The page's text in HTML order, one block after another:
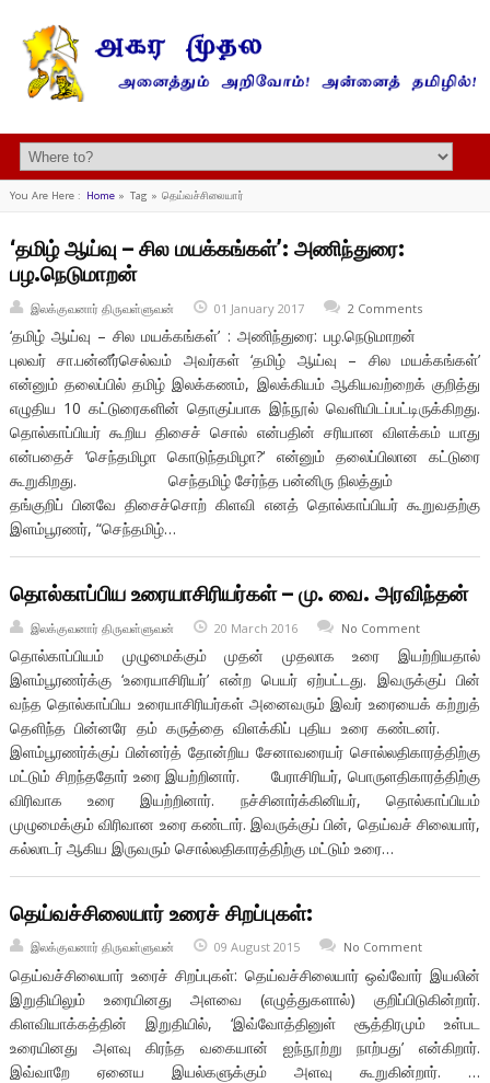
You Are Here : Home» Tag » தெய்வச்சிலையார்
‘தமிழ் ஆய்வு – சில மயக்கங்கள்’: அணிந்துரை:
பழ.நெடுமாறன்
இலக்குவனார் திருவள்ளுவன் 01 January 2017 2 Comments
‘தமிழ் ஆய்வு – சில மயக்கங்கள்’ : அணிந்துரை: பழ.நெடுமாறன்
புலவர் சா.பன்னீர்செல்வம் அவர்கள் ‘தமிழ் ஆய்வு – சில மயக்கங்கள்’
என்னும் தலைப்பில் தமிழ் இலக்கணம், இலக்கியம் ஆகியவற்றைக் குறித்து
எழுதிய 10 கட்டுரைகளின் தொகுப்பாக இந்நூல் வெளியிடப்பட்டிருக்கிறது.
தொல்காப்பியர் கூறிய திசைச் சொல் என்பதின் சரியான விளக்கம் யாது
என்பதைச் ‘செந்தமிழா கொடுந்தமிழா?‘ என்னும் தலைப்பிலான கட்டுரை
கூறுகிறது. செந்தமிழ் சேர்ந்த பன்னிரு நிலத்தும்
தங்குறிப் பினவே திசைச்சொற் கிளவி எனத் தொல்காப்பியர் கூறுவதற்கு
இளம்பூரணர், “செந்தமிழ்…
தொல்காப்பிய உரையாசிரியர்கள் – மு. வை. அரவிந்தன்
இலக்குவனார் திருவள்ளுவன் 20 March 2016 No Comment
தொல்காப்பியம் முழுமைக்கும் முதன் முதலாக உரை இயற்றியதால்
இளம்பூரணர்க்கு ‘உரையாசிரியர்’ என்ற பெயர் ஏற்பட்டது. இவருக்குப் பின்
வந்த தொல்காப்பிய உரையாசிரியர்கள் அனைவரும் இவர் உரையைக் கற்றுத்
தெளிந்த பின்னரே தம் கருத்தை விளக்கிப் புதிய உரை கண்டனர்.
இளம்பூரணர்க்குப் பின்னர்த் தோன்றிய சேனாவரையர் சொல்லதிகாரத்திற்கு
மட்டும் சிறந்ததோர் உரை இயற்றினார். பேராசிரியர், பொருளதிகாரத்திற்கு
விரிவாக உரை இயற்றினார். நச்சினார்க்கினியர், தொல்காப்பியம்
முழுமைக்கும் விரிவான உரை கண்டார். இவருக்குப் பின், தெய்வச் சிலையார்,
கல்லாடர் ஆகிய இருவரும் சொல்லதிகாரத்திற்கு மட்டும் உரை…
தெய்வச்சிலையார் உரைச் சிறப்புகள்:
இலக்குவனார் திருவள்ளுவன் 09 August 2015 No Comment
தெய்வச்சிலையார் உரைச் சிறப்புகள்: தெய்வச்சிலையார் ஒவ்வோர் இயலின்
இறுதியிலும் உரையினது அளவை (எழுத்துகளால்) குறிப்பிடுகின்றார்.
கிளவியாக்கத்தின் இறுதியில், ‘இவ்வோத்தினுள் சூத்திரமும் உள்பட
உரையினது அளவு கிரந்த வகையான் ஐந்நூற்று நாற்பது’ என்கிறார்.
இவ்வாறே ஏனைய இயல்களுக்கும் அளவு கூறுகின்றார். …